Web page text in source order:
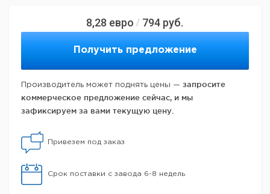
8,28 евро / 794 руб.
Получить предложение
Производитель может поднять цены — запросите
коммерческое предложение сейчас, и мы
зафиксируем за вами текущую цену.
Привезем под заказ
Срок поставки с завода 6-8 недель